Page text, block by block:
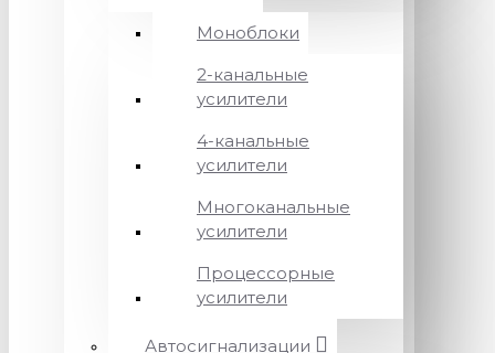
Моноблоки
2-канальные
усилители
4-канальные
усилители
Многоканальные
усилители
Процессорные
усилители
Автосигнализации